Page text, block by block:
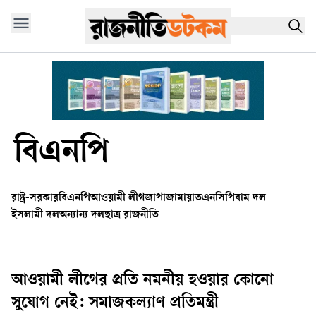
বিএনপি
রাষ্ট্র-সরকারবিএনপিআওয়ামী লীগজাপাজামায়াতএনসিপিবাম দল
ইসলামী দলঅন্যান্য দলছাত্র রাজনীতি
আওয়ামী লীগের প্রতি নমনীয় হওয়ার কোনো
সুযোগ নেই: সমাজকল্যাণ প্রতিমন্ত্রী